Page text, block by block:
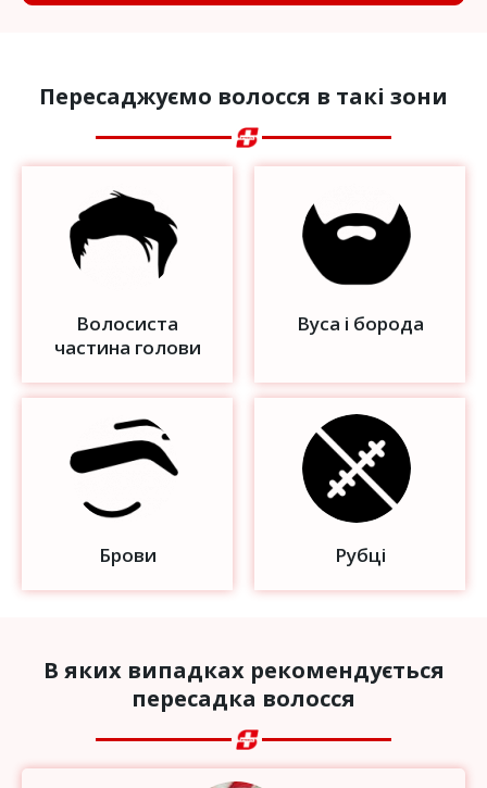
Пересаджуємо волосся в такі зони
Волосиста
частина голови
Вуса і борода
Брови Рубці
В яких випадках рекомендується
пересадка волосся